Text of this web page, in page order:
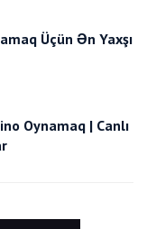
Üçün Ən Yaxşı
Oynamaq | Canlı